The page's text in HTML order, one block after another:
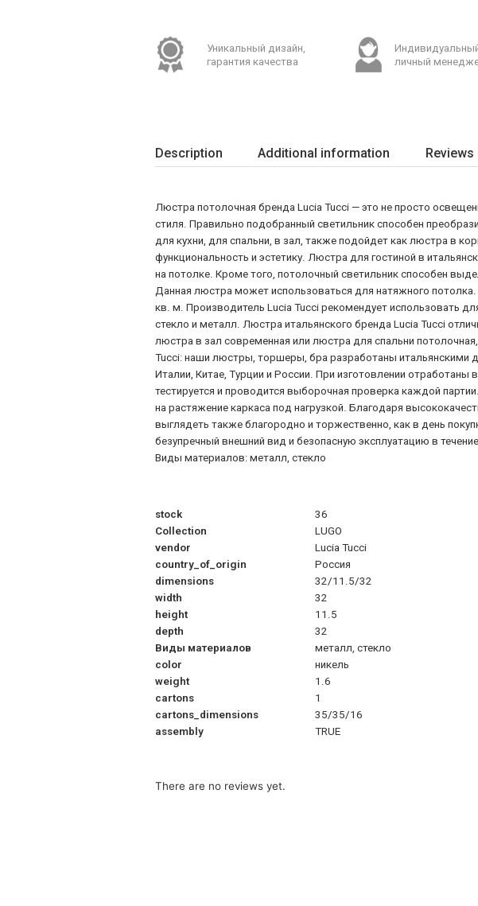
Уникальный дизайн,
гарантия качества
личный
Description Additional information Reviews
Люстра потолочная бренда Lucia Tucci — это не просто
стиля. Правильно подобранный светильник способен
для кухни, для спальни, в зал, также подойдет как люстра в
функциональность и эстетику. Люстра для гостиной в
на потолке. Кроме того, потолочный светильник способен
Данная люстра может использоваться для натяжного
кв. м. Производитель Lucia Tucci рекомендует использовать
стекло и металл. Люстра итальянского бренда Lucia Tucci
люстра в зал современная или люстра для спальни
Tucci: наши люстры, торшеры, бра разработаны итальянскими
Италии, Китае, Турции и России. При изготовлении
тестируется и проводится выборочная проверка каждой
на растяжение каркаса под нагрузкой. Благодаря
выглядеть также благородно и торжественно, как в день
безупречный внешний вид и безопасную эксплуатацию в
Виды материалов: металл, стекло
stock
36
Collection
LUGO
vendor
Lucia Tucci
country_of_origin
Россия
dimensions
32/11.5/32
width
32
height
11.5
depth
32
Виды материалов
металл, стекло
color
никель
weight
1.6
cartons
1
cartons_dimensions
35/35/16
assembly
TRUE
There are no reviews yet.